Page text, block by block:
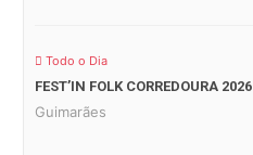
Todo o Dia
FEST’IN FOLK CORREDOURA 2026
Guimarães